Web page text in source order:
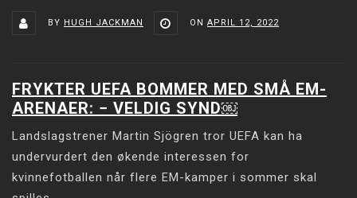
BY HUGH JACKMAN ON APRIL 12, 2022
FRYKTER UEFA BOMMER MED SMÅ EM-
ARENAER: − VELDIG SYND￼
Landslagstrener Martin Sjögren tror UEFA kan ha
undervurdert den økende interessen for
kvinnefotballen når flere EM-kamper i sommer skal